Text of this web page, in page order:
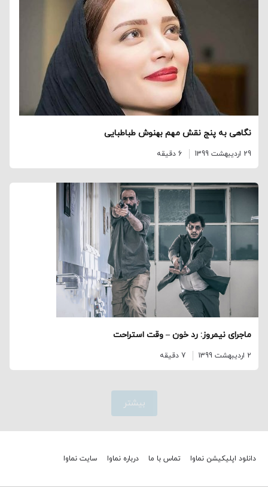
نگاهی به پنج نقش مهم بهنوش طباطبایی
29 اردیبهشت 1399 6 دقیقه
ماجرای نیمروز: رد خون – وقت استراحت
2 اردیبهشت 1399 7 دقیقه
بیشتر
دانلود اپلیکیشن نماوا تماس با ما درباره نماوا سایت نماوا